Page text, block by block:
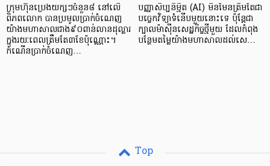
ក្រុមហ៊ុនប្រេងយក្សៗចំនួន៨ នៅលើ
ពិភពលោក បានប្រមូលប្រាក់ចំណេញ
យ៉ាងមហាសាលជាង៩០ពាន់លានដុល្លារ
ក្នុងរយៈពេលត្រឹមតែ៣ខែប៉ុណ្ណោះ។
កំណើនប្រាក់ចំណេញ…
បញ្ញាសិប្បនិម្មិត (AI) មិនមែនត្រឹមតែជា
បច្ចេកវិទ្យាទំនើបមួយនោះទេ ប៉ុន្តែជា
ក្បាលម៉ាស៊ីនសេដ្ឋកិច្ចថ្មីមួយ ដែលកំពុង
បន្ថែមតម្លៃយ៉ាងមហាសាលដល់សេ…
Top